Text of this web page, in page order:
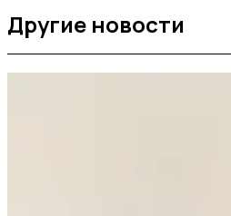
Другие новости